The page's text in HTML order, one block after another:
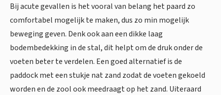
Bij acute gevallen is het vooral van belang het paard zo
comfortabel mogelijk te maken, dus zo min mogelijk
beweging geven. Denk ook aan een dikke laag
bodembedekking in de stal, dit helpt om de druk onder de
voeten beter te verdelen. Een goed alternatief is de
paddock met een stukje nat zand zodat de voeten gekoeld
worden en de zool ook meedraagt op het zand. Uiteraard